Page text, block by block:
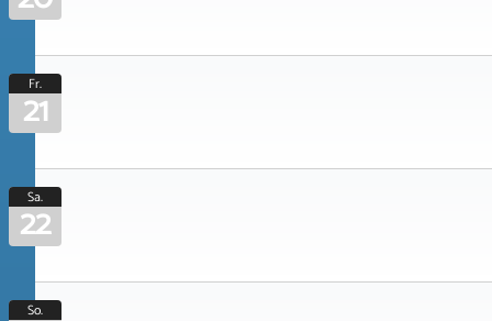
Fr.
21
Sa.
22
So.